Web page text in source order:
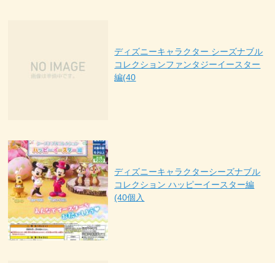
ディズニーキャラクター シーズナブル
コレクションファンタジーイースター
編(40
ディズニーキャラクターシーズナブル
コレクション ハッピーイースター編
(40個入